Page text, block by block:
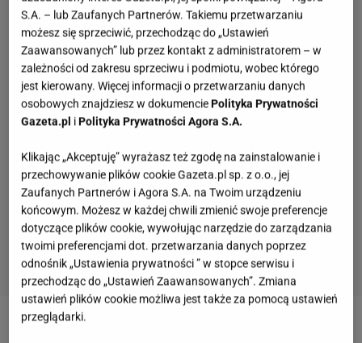
S.A. – lub Zaufanych Partnerów. Takiemu przetwarzaniu
możesz się sprzeciwić, przechodząc do „Ustawień
Zaawansowanych” lub przez kontakt z administratorem – w
zależności od zakresu sprzeciwu i podmiotu, wobec którego
jest kierowany. Więcej informacji o przetwarzaniu danych
osobowych znajdziesz w dokumenciePolityka Prywatności
Gazeta.pl iPolityka Prywatności Agora S.A.
Klikając „Akceptuję” wyrażasz też zgodę na zainstalowanie i
przechowywanie plików cookie Gazeta.pl sp. z o.o., jej
Zaufanych Partnerów i Agora S.A. na Twoim urządzeniu
końcowym. Możesz w każdej chwili zmienić swoje preferencje
dotyczące plików cookie, wywołując narzędzie do zarządzania
twoimi preferencjami dot. przetwarzania danych poprzez
odnośnik „Ustawienia prywatności ” w stopce serwisu i
przechodząc do „Ustawień Zaawansowanych”. Zmiana
ustawień plików cookie możliwa jest także za pomocą ustawień
przeglądarki.